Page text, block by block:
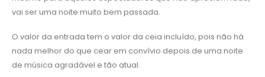
vai ser uma noite muito bem passada.
O valor da entrada tem o valor da ceia incluído, pois não há
nada melhor do que cear em convívio depois de uma noite
de música agradável e tão atual.